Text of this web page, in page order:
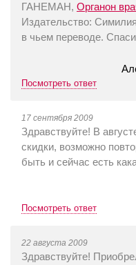
ГАНЕМАН, Органон
Издательство:
в чьем переводе.
Посмотреть ответ
17 сентября 2009
Здравствуйте! В
скидки, возможно
быть и сейчас есть
Посмотреть ответ
22 августа 2009
Здравствуйте!